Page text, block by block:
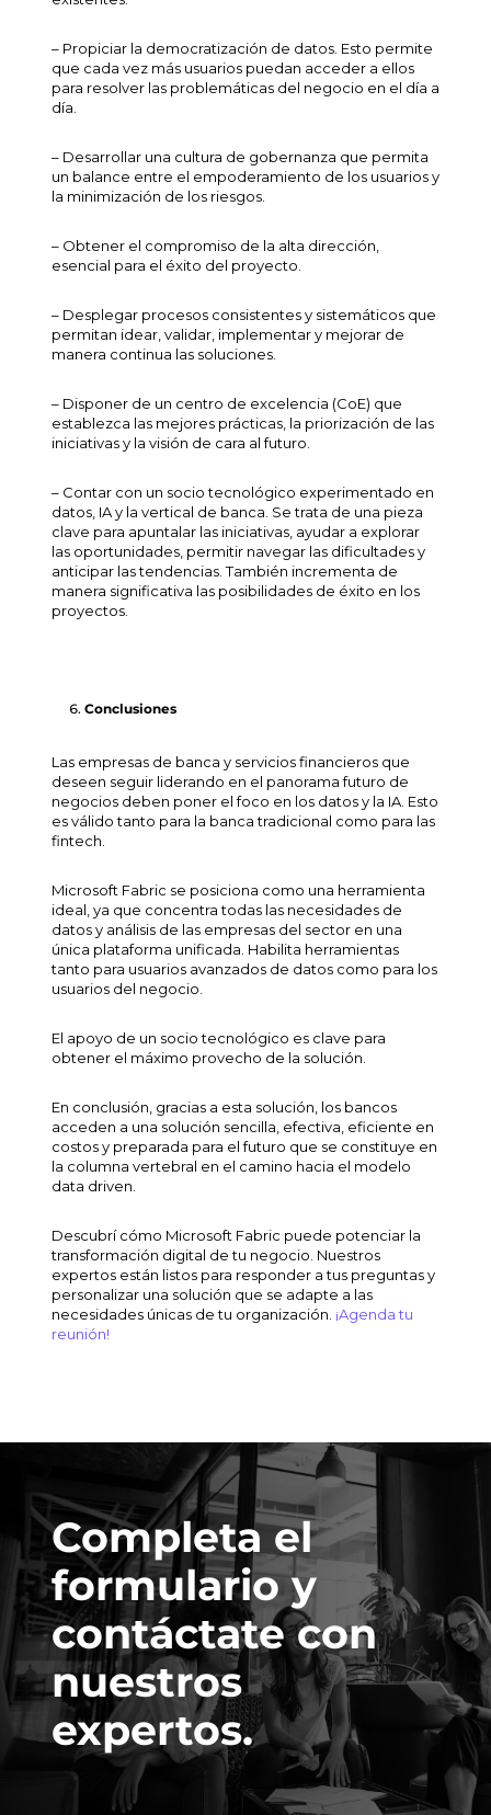
– Propiciar la democratización de datos. Esto permite
que cada vez más usuarios puedan acceder a ellos
para resolver las problemáticas del negocio en el día a
día.
– Desarrollar una cultura de gobernanza que permita
un balance entre el empoderamiento de los usuarios y
la minimización de los riesgos.
– Obtener el compromiso de la alta dirección,
esencial para el éxito del proyecto.
– Desplegar procesos consistentes y sistemáticos que
permitan idear, validar, implementar y mejorar de
manera continua las soluciones.
– Disponer de un centro de excelencia (CoE) que
establezca las mejores prácticas, la priorización de las
iniciativas y la visión de cara al futuro.
– Contar con un socio tecnológico experimentado en
datos, IA y la vertical de banca. Se trata de una pieza
clave para apuntalar las iniciativas, ayudar a explorar
las oportunidades, permitir navegar las dificultades y
anticipar las tendencias. También incrementa de
manera significativa las posibilidades de éxito en los
proyectos.
Conclusiones
Las empresas de banca y servicios financieros que
deseen seguir liderando en el panorama futuro de
negocios deben poner el foco en los datos y la IA. Esto
es válido tanto para la banca tradicional como para las
fintech
Microsoft Fabric se posiciona como una herramienta
ideal, ya que concentra todas las necesidades de
datos y análisis de las empresas del sector en una
única plataforma unificada. Habilita herramientas
tanto para usuarios avanzados de datos como para los
usuarios del negocio.
El apoyo de un socio tecnológico es clave para
obtener el máximo provecho de la solución.
En conclusión, gracias a esta solución, los bancos
acceden a una solución sencilla, efectiva, eficiente en
costos y preparada para el futuro que se constituye en
la columna vertebral en el camino hacia el modelo
data driven
Descubrí cómo Microsoft Fabric puede potenciar la
transformación digital de tu negocio. Nuestros
expertos están listos para responder a tus preguntas y
personalizar una solución que se adapte a las
necesidades únicas de tu organización. ¡Agenda tu
reunión!
Completa el
formulario y
contáctate con
nuestros
expertos.